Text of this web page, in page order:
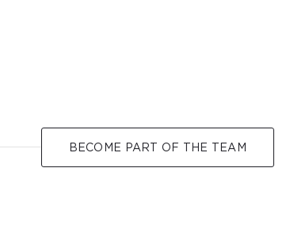
BECOME PART OF THE TEAM